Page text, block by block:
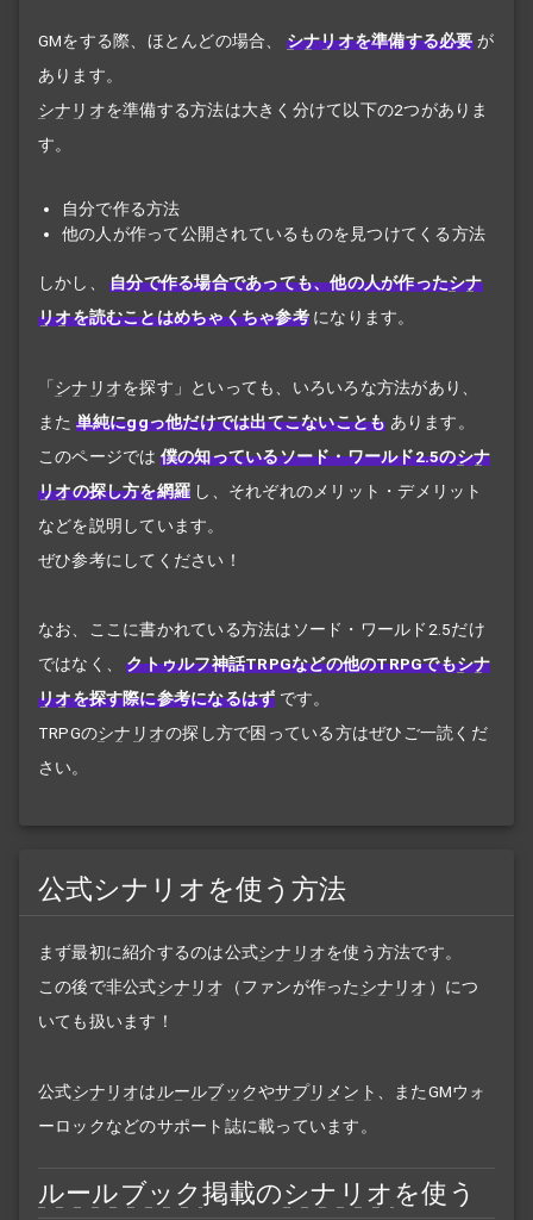
GMをする際、ほとんどの場合、 シナリオを準備する必要 が
あります。
シナリオを準備する方法は大きく分けて以下の2つがありま
す。
自分で作る方法
他の人が作って公開されているものを見つけてくる方法
しかし、 自分で作る場合であっても、他の人が作ったシナ
リオを読むことはめちゃくちゃ参考 になります。
「 シナリオを探す」といっても、いろいろな方法があり、
また 単純にggっ他だけでは出てこないことも あります。
このページでは 僕の知っているソード・ワールド2.5のシナ
リオの探し方を網羅 し、それぞれのメリット・デメリット
などを説明しています。
ぜひ参考にしてください！
なお、ここに書かれている方法はソード・ワールド2.5だけ
ではなく、
クトゥルフ神話TRPGなどの他のTRPGでもシナ
リオを探す際に参考になるはず です。
TRPGのシナリオの探し方で困っている方はぜひご一読くだ
さい。
公式シナリオを使う方法
まず最初に紹介するのは公式シナリオを使う方法です。
この後で非公式シナリオ （ファンが作った シナリオ ）につ
いても扱います！
公式シナリオは ルールブックやサプリメント
、またGMウォ
ーロックなどのサポート誌に載っています。
ルールブック掲載のシナリオ を使う